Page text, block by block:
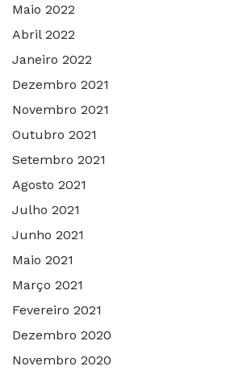
Maio 2022
Abril 2022
Janeiro 2022
Dezembro 2021
Novembro 2021
Outubro 2021
Setembro 2021
Agosto 2021
Julho 2021
Junho 2021
Maio 2021
Março 2021
Fevereiro 2021
Dezembro 2020
Novembro 2020